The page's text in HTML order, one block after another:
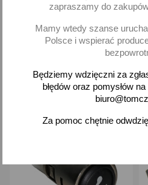
8,97 zł brutto
Dodaj
- +
zapraszamy do
Mamy wtedy szanse
Polsce i wspierać
Będziemy wdzięczni za
błędów oraz pomysłów
Za pomoc chętnie